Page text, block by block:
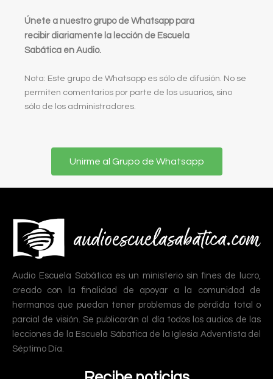
Únete a nuestro grupo de Whatsapp para
recibir diariamente la lección de Escuela
Sabática en Audio.
Nota: Este grupo de Whatsapp es sólo de difusión. No se
permiten comentarios por parte de los usuarios, sino
sólo de los administradores.
Unirme al Grupo de Whatsapp
Audio Escuela Sabática es un ministerio sin fines de lucro,
creado con la finalidad de apoyar a la comunidad de
hermanos que puedan tener problemas de pérdida total o
parcial de visión. Se publicarán al día todos los audios de las
lecciones de la Escuela Sábatica de la Iglesia Adventista del
Séptimo Día.